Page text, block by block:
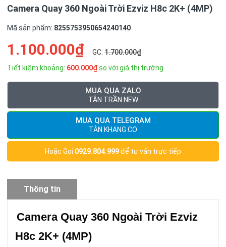
Camera Quay 360 Ngoài Trời Ezviz H8c 2K+ (4MP)
Mã sản phẩm: 8255753950654240140
1.100.000₫ GC: 1.700.000₫
Tiết kiệm khoảng: 600.000₫so với giá thị trường
MUA QUA ZALO
TÂN TRẦN NEW
MUA QUA TELEGRAM
TÂN KHANG CO
Hoặc Gọi 0929.804.999để tư vấn trực tiếp
Thông tin
Camera Quay 360 Ngoài Trời Ezviz
H8c 2K+ (4MP)